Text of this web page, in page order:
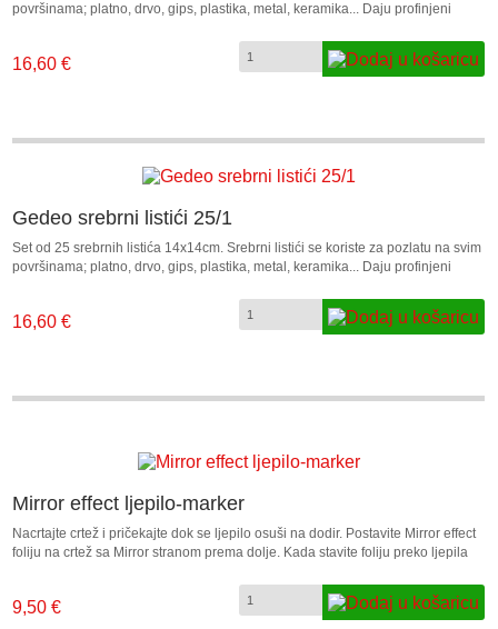
površinama; platno, drvo, gips, plastika, metal, keramika... Daju profinjeni
16,60 €
Gedeo srebrni listići 25/1
Set od 25 srebrnih listića 14x14cm. Srebrni listići se koriste za pozlatu na svim
površinama; platno, drvo, gips, plastika, metal, keramika... Daju profinjeni
16,60 €
Mirror effect ljepilo-marker
Nacrtajte crtež i pričekajte dok se ljepilo osuši na dodir. Postavite Mirror effect
foliju na crtež sa Mirror stranom prema dolje. Kada stavite foliju preko ljepila
9,50 €